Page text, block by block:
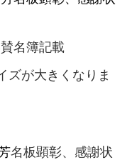
簿記載
大きくなりま
名板顕彰、感謝状